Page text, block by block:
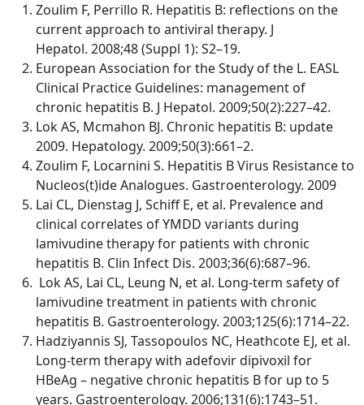
Zoulim F, Perrillo R. Hepatitis B: reflections on the
current approach to antiviral therapy. J
Hepatol. 2008;48 (Suppl 1): S2–19.
European Association for the Study of the L. EASL
Clinical Practice Guidelines: management of
chronic hepatitis B. J Hepatol. 2009;50(2):227–42.
Lok AS, Mcmahon BJ. Chronic hepatitis B: update
2009. Hepatology. 2009;50(3):661–2.
Zoulim F, Locarnini S. Hepatitis B Virus Resistance to
Nucleos(t)ide Analogues. Gastroenterology. 2009
Lai CL, Dienstag J, Schiff E, et al. Prevalence and
clinical correlates of YMDD variants during
lamivudine therapy for patients with chronic
hepatitis B. Clin Infect Dis. 2003;36(6):687–96.
Lok AS, Lai CL, Leung N, et al. Long-term safety of
lamivudine treatment in patients with chronic
hepatitis B. Gastroenterology. 2003;125(6):1714–22.
Hadziyannis SJ, Tassopoulos NC, Heathcote EJ, et al.
Long-term therapy with adefovir dipivoxil for
HBeAg – negative chronic hepatitis B for up to 5
years. Gastroenterology. 2006;131(6):1743–51.